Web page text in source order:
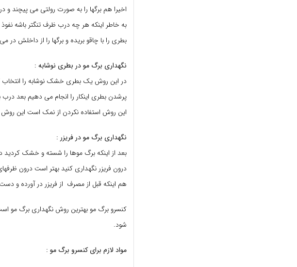
به خاطر اینکه هر چه درب ظرف تنگتر باشه
بطری را با چاقو بریده و برگها را از داخلش در
نگهداری برگ مو در بطری نوشابه :
در این روش یک بطری خشک نوشابه را انتخاب
پرشدن بطری اینکار را انجام می دهیم بعد
این روش استفاده نکردن از نمک است این روش
نگهداری برگ مو در فریزر :
بعد از اینکه برگ موها را شسته و خشک کردید
درون فریزر نگهداری کنید بهتر است درون
هم اینکه قبل از مصرف از فریزر در آورده و
کنسرو برگ مو بهترین روش نگهداری برگ مو
شود.
مواد لازم برای کنسرو برگ مو :